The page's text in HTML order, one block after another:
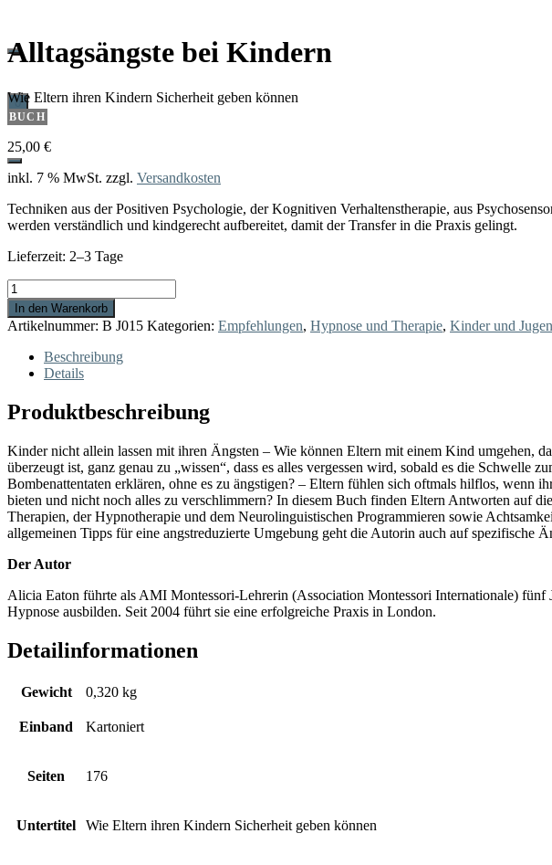
0
Alltagsängste bei Kindern
Wie Eltern ihren Kindern Sicherheit geben können
BUCH
25,00 €
inkl. 7 % MwSt. zzgl. Versandkosten
Techniken aus der Positiven Psychologie, der Kognitiven Verhaltenstherapie, aus
werden verständlich und kindgerecht aufbereitet, damit der Transfer in die Praxis gelingt.
Lieferzeit: 2–3 Tage
Alltagsängste
bei
Kindern
Menge
In den Warenkorb
Artikelnummer: B J015 Kategorien: Empfehlungen, Hypnose und Therapie, Kinder und
Beschreibung
Details
Produktbeschreibung
Kinder nicht allein lassen mit ihren Ängsten – Wie können Eltern mit einem Kind umgehen,
überzeugt ist, ganz genau zu „wissen“, dass es alles vergessen wird, sobald es die
Bombenattentaten erklären, ohne es zu ängstigen? – Eltern fühlen sich oftmals hilflos, wenn
bieten und nicht noch alles zu verschlimmern? In diesem Buch finden Eltern Antworten auf
Therapien, der Hypnotherapie und dem Neurolinguistischen Programmieren sowie
allgemeinen Tipps für eine angstreduzierte Umgebung geht die Autorin auch auf spezifische
Der Autor
Alicia Eaton führte als AMI Montessori-Lehrerin (Association Montessori Internationale)
Hypnose ausbilden. Seit 2004 führt sie eine erfolgreiche Praxis in London.
Detailinformationen
Gewicht 0,320 kg
Einband Kartoniert
Seiten 176
Untertitel Wie Eltern ihren Kindern Sicherheit geben können